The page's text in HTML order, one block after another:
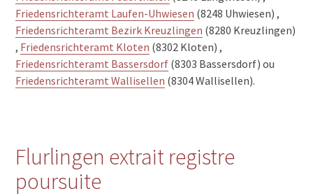
Friedensrichteramt Laufen-Uhwiesen (8248 Uhwiesen) ,
Friedensrichteramt Bezirk Kreuzlingen (8280 Kreuzlingen)
, Friedensrichteramt Kloten (8302 Kloten) ,
Friedensrichteramt Bassersdorf (8303 Bassersdorf) ou
Friedensrichteramt Wallisellen (8304 Wallisellen).
Flurlingen extrait registre
poursuite